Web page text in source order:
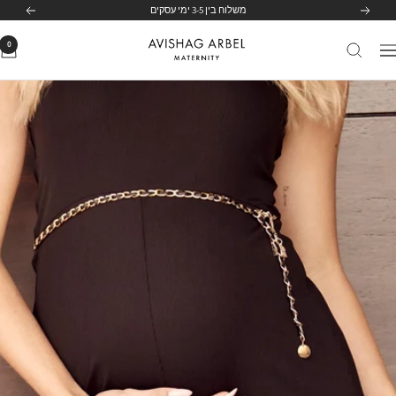
הקודם
משלוח בין 3-5 ימי עסקים
הבא
ניווט
Avishag
0